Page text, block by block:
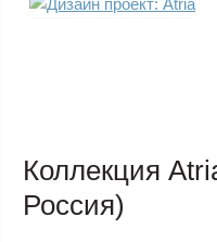
Коллекция
Россия)